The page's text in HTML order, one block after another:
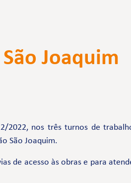
Joaquim
2022, nos três turnos de
São Joaquim.
de acesso às obras e para